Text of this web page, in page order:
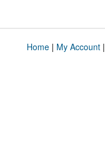
Home| My Account|